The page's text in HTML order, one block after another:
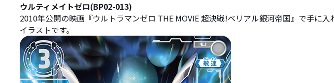
ウルティメイトゼロ(BP02-013)
2010年公開の映画『ウルトラマンゼロ THE MOVIE 超決戦!ベリアル銀河帝国』で手に
イラストです。